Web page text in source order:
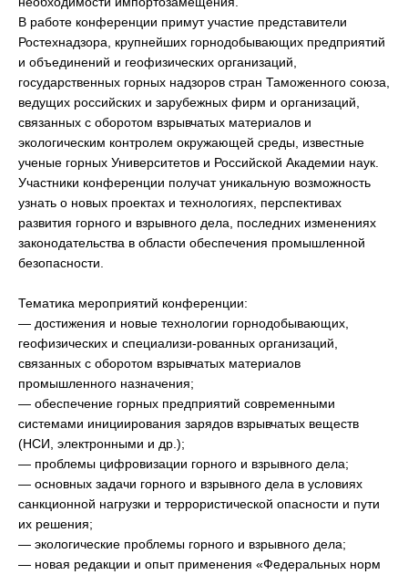
В работе конференции примут участие представители
Ростехнадзора, крупнейших горнодобывающих предприятий
и объединений и геофизических организаций,
государственных горных надзоров стран Таможенного союза,
ведущих российских и зарубежных фирм и организаций,
связанных с оборотом взрывчатых материалов и
экологическим контролем окружающей среды, известные
ученые горных Университетов и Российской Академии наук.
Участники конференции получат уникальную возможность
узнать о новых проектах и технологиях, перспективах
развития горного и взрывного дела, последних изменениях
законодательства в области обеспечения промышленной
безопасности.
Тематика мероприятий конференции:
— достижения и новые технологии горнодобывающих,
геофизических и специализи-рованных организаций,
связанных с оборотом взрывчатых материалов
промышленного назначения;
— обеспечение горных предприятий современными
системами инициирования зарядов взрывчатых веществ
(НСИ, электронными и др.);
— проблемы цифровизации горного и взрывного дела;
— основных задачи горного и взрывного дела в условиях
санкционной нагрузки и террористической опасности и пути
их решения;
— экологические проблемы горного и взрывного дела;
— новая редакции и опыт применения «Федеральных норм